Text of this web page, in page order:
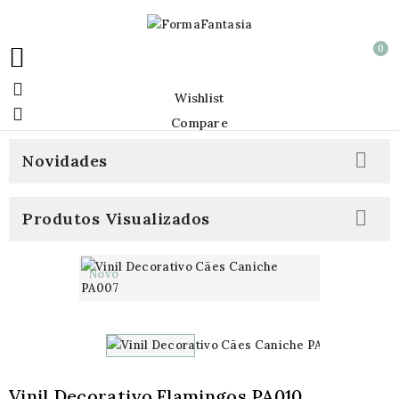
 0
 Wishlist
 Compare
Novidades 
Produtos Visualizados 
Novo